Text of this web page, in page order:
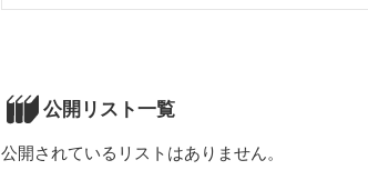
「あの日皆で見た流れ星に世界は何を感じた？」
公開リスト一覧
公開されているリストはありません。